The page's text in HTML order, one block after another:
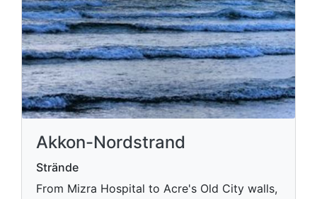
Akkon-Nordstrand
Strände
From Mizra Hospital to Acre's Old City walls,